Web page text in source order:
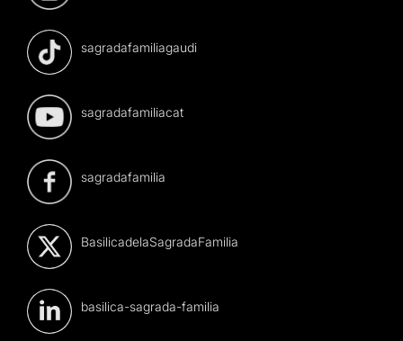
sagradafamiliagaudi
sagradafamiliacat
sagradafamilia
BasilicadelaSagradaFamilia
basilica-sagrada-familia